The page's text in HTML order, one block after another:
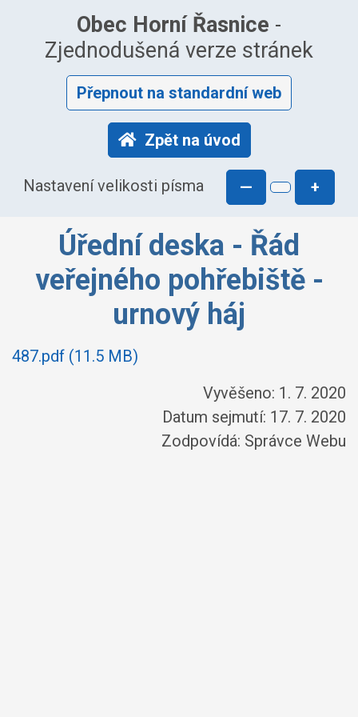
Obec Horní Řasnice -
Zjednodušená verze stránek
Přepnout na standardní web
Zpět na úvod
Nastavení velikosti písma — +
Úřední deska - Řád
veřejného pohřebiště -
urnový háj
487.pdf (11.5 MB)
Vyvěšeno: 1. 7. 2020
Datum sejmutí: 17. 7. 2020
Zodpovídá: Správce Webu